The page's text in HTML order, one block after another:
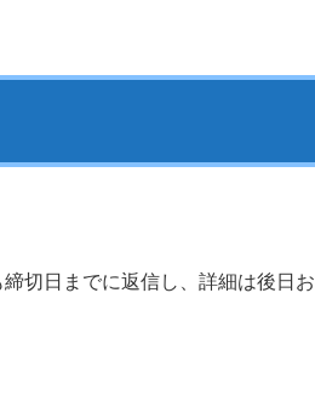
切日までに返信し、詳細は後日お